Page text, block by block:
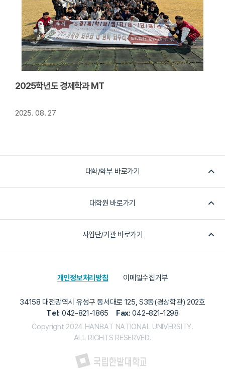
2025학년도 경제학과 MT
2025. 08. 27
대학/학부 바로가기
대학원 바로가기
사업단/기관 바로가기
개인정보처리방침 이메일수집거부
34158 대전광역시 유성구 동서대로 125, S3동(경상학관) 202호
Tel: 042-821-1865 Fax: 042-821-1298
Copyright 2024 HANBAT NATIONAL UNIVERSITY.
ALL RIGHTS RESERVED.